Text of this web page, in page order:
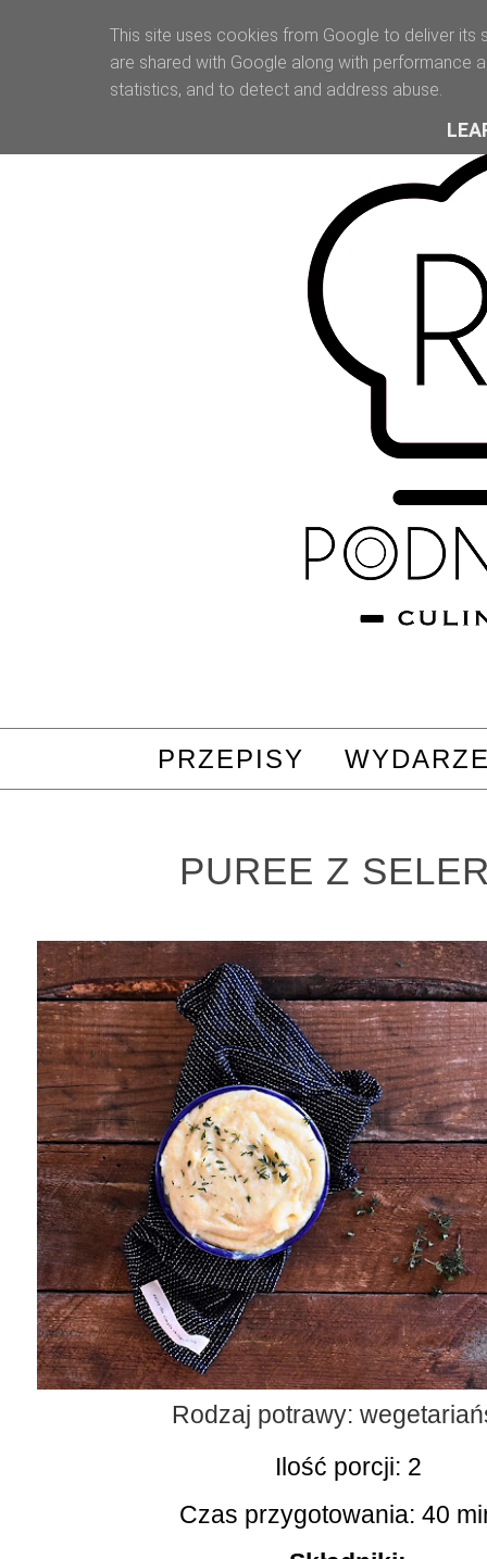
PRZEPISY
PUREE Z
Rodzaj potrawy:
Ilość porcji: 2
Czas przygotowania: 40
This site uses cookies from Google to deliver its
are shared with Google along with performance
statistics, and to detect and address abuse.